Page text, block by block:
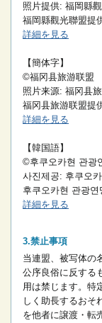
照片提供: 福岡縣
福岡縣觀光聯盟提
詳細を見る
【簡体字】
©福冈县旅游联盟
照片来源: 福冈县
福冈县旅游联盟提
詳細を見る
【韓国語】
©후쿠오카현 관광
사진제공: 후쿠오
후쿠오카현 관광연
詳細を見る
禁止事項
当連盟、被写体の
公序良俗に反する
用は禁じます。 特
しく助長するおそ
を他者に譲渡・転